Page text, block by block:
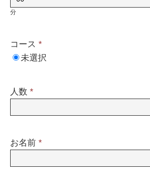
分
コース *
未選択
人数 *
お名前 *